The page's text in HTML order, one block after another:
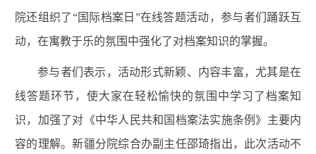
院还组织了“国际档案日”在线答题活动，参与者们踊跃互
动，在寓教于乐的氛围中强化了对档案知识的掌握。
参与者们表示，活动形式新颖、内容丰富，尤其是在
线答题环节，使大家在轻松愉快的氛围中学习了档案知
识，加强了对《中华人民共和国档案法实施条例》主要内
容的理解。新疆分院综合办副主任邵琦指出，此次活动不